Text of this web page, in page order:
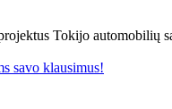
Tokijo automobilių
savo klausimus!